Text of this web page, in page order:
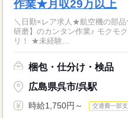
作業★月収29万以上
＼日勤×レア求人★航空機の部品
研磨】のカンタン作業♪ モクモ
リ！ ★未経験...
梱包・仕分け・検品
広島県呉市/呉駅
時給1,750円～ 交通費一部